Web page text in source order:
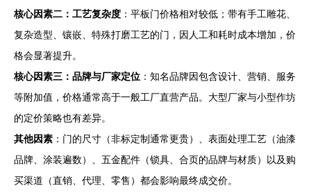
核心因素二：工艺复杂度 ：平板门价格相对较低；带有手工雕花、
复杂造型、镶嵌、特殊打磨工艺的门，因人工和耗时成本增加，价
格会显著提升。
核心因素三：品牌与厂家定位 ：知名品牌因包含设计、营销、服务
等附加值，价格通常高于一般工厂直营产品。大型厂家与小型作坊
的定价策略也有差异。
其他因素 ：门的尺寸（非标定制通常更贵）、表面处理工艺（油漆
品牌、涂装遍数）、五金配件（锁具、合页的品牌与材质）以及购
买渠道（直销、代理、零售）都会影响最终成交价。